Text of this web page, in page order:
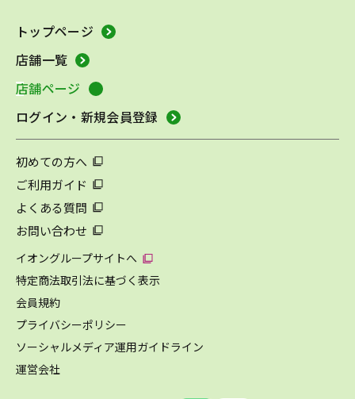
トップページ
店舗一覧
店舗ページ
ログイン・新規会員登録
初めての方へ
ご利用ガイド
よくある質問
お問い合わせ
イオングループサイトへ
特定商法取引法に基づく表示
会員規約
プライバシーポリシー
ソーシャルメディア運用ガイドライン
運営会社